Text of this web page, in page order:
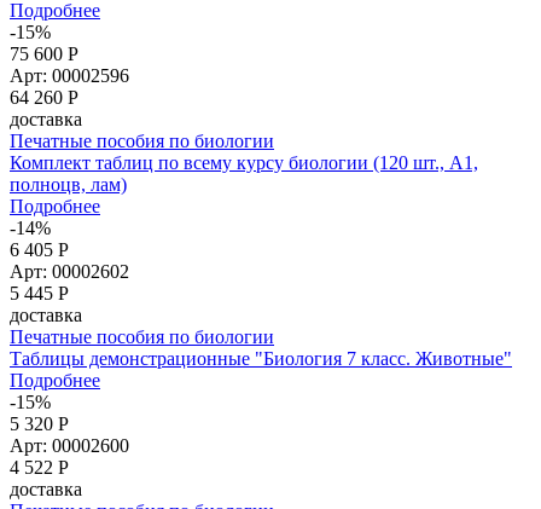
Подробнее
-15%
75 600 Р
Арт: 00002596
64 260 Р
доставка
Печатные пособия по биологии
Комплект таблиц по всему курсу биологии (120 шт., А1,
полноцв, лам)
Подробнее
-14%
6 405 Р
Арт: 00002602
5 445 Р
доставка
Печатные пособия по биологии
Таблицы демонстрационные "Биология 7 класс. Животные"
Подробнее
-15%
5 320 Р
Арт: 00002600
4 522 Р
доставка